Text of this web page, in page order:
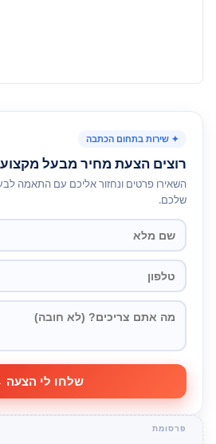
✦ שירות בתחום הכתבה
רוצים הצעת מחיר מבעל
השאירו פרטים ונחזור אליכם עם התאמה
שלכם.
שלחו לי הצעה